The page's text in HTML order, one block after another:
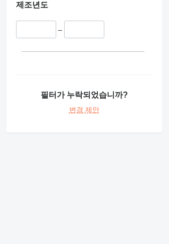
제조년도
–
필터가 누락되었습니까?
변경 제안